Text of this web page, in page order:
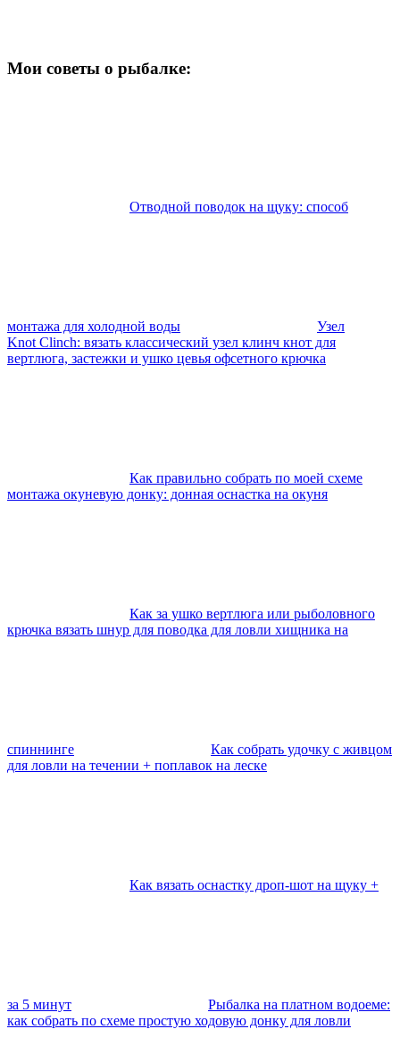
Мои советы о рыбалке:
Отводной поводок на щуку: способ
монтажа для холодной воды
Узел
Knot Clinch: вязать классический узел клинч кнот для
вертлюга, застежки и ушко цевья офсетного крючка
Как правильно собрать по моей схеме
монтажа окуневую донку: донная оснастка на окуня
Как за ушко вертлюга или рыболовного
крючка вязать шнур для поводка для ловли хищника на
спиннинге
Как собрать удочку с живцом
для ловли на течении + поплавок на леске
Как вязать оснастку дроп-шот на щуку +
за 5 минут
Рыбалка на платном водоеме:
как собрать по схеме простую ходовую донку для ловли